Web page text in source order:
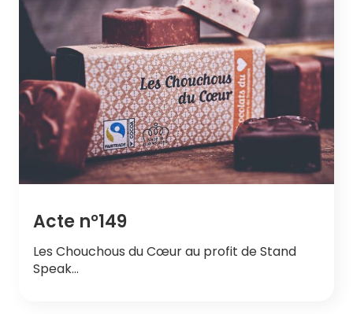
Acte n°149
Les Chouchous du Cœur au profit de Stand
Speak…